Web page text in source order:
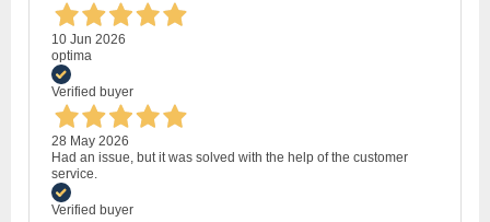
10 Jun 2026
optima
Verified buyer
28 May 2026
Had an issue, but it was solved with the help of the customer
service.
Verified buyer